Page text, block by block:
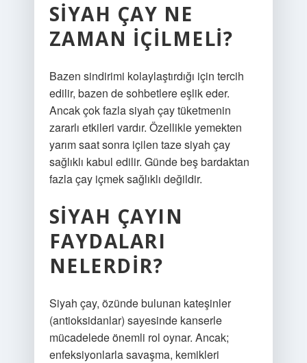
SIYAH ÇAY NE
ZAMAN IÇILMELI?
Bazen sindirimi kolaylaştırdığı için tercih
edilir, bazen de sohbetlere eşlik eder.
Ancak çok fazla siyah çay tüketmenin
zararlı etkileri vardır. Özellikle yemekten
yarım saat sonra içilen taze siyah çay
sağlıklı kabul edilir. Günde beş bardaktan
fazla çay içmek sağlıklı değildir.
SIYAH ÇAYIN
FAYDALARI
NELERDIR?
Siyah çay, özünde bulunan kateşinler
(antioksidanlar) sayesinde kanserle
mücadelede önemli rol oynar. Ancak;
enfeksiyonlarla savaşma, kemikleri